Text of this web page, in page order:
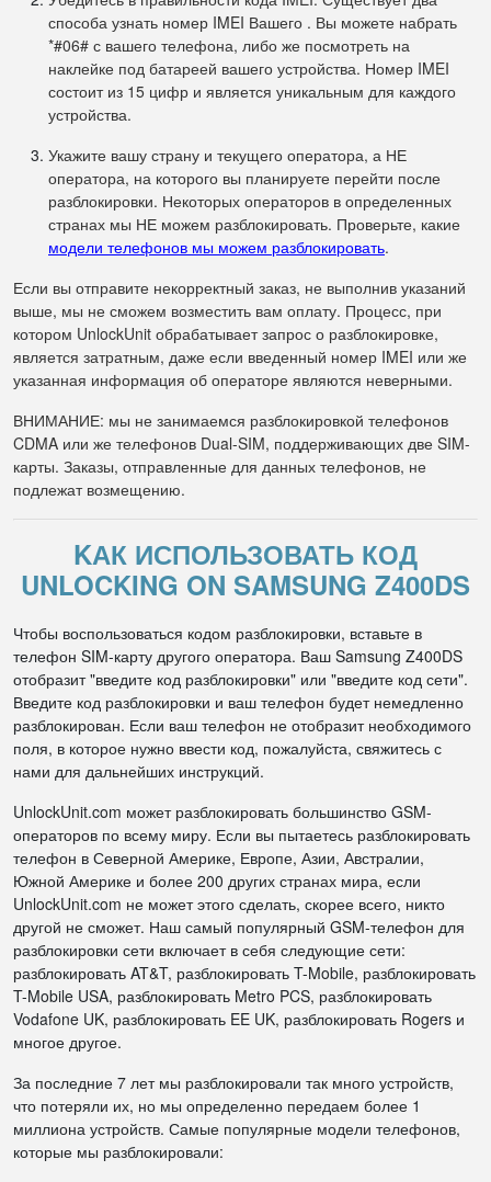
способа узнать номер IMEI Вашего . Вы можете набрать
*#06# с вашего телефона, либо же посмотреть на
наклейке под батареей вашего устройства. Номер IMEI
состоит из 15 цифр и является уникальным для каждого
устройства.
Укажите вашу страну и текущего оператора, а НЕ
оператора, на которого вы планируете перейти после
разблокировки. Некоторых операторов в определенных
странах мы НЕ можем разблокировать. Проверьте, какие
модели телефонов мы можем разблокировать.
Если вы отправите некорректный заказ, не выполнив указаний
выше, мы не сможем возместить вам оплату. Процесс, при
котором UnlockUnit обрабатывает запрос о разблокировке,
является затратным, даже если введенный номер IMEI или же
указанная информация об операторе являются неверными.
ВНИМАНИЕ: мы не занимаемся разблокировкой телефонов
CDMA или же телефонов Dual-SIM, поддерживающих две SIM-
карты. Заказы, отправленные для данных телефонов, не
подлежат возмещению.
KАК ИСПОЛЬЗОВАТЬ КОД
UNLOCKING ON SAMSUNG Z400DS
Чтобы воспользоваться кодом разблокировки, вставьте в
телефон SIM-карту другого оператора. Ваш Samsung Z400DS
отобразит "введите код разблокировки" или "введите код сети".
Введите код разблокировки и ваш телефон будет немедленно
разблокирован. Если ваш телефон не отобразит необходимого
поля, в которое нужно ввести код, пожалуйста, свяжитесь с
нами для дальнейших инструкций.
UnlockUnit.com может разблокировать большинство GSM-
операторов по всему миру. Если вы пытаетесь разблокировать
телефон в Северной Америке, Европе, Азии, Австралии,
Южной Америке и более 200 других странах мира, если
UnlockUnit.com не может этого сделать, скорее всего, никто
другой не сможет. Наш самый популярный GSM-телефон для
разблокировки сети включает в себя следующие сети:
разблокировать AT&T, разблокировать T-Mobile, разблокировать
T-Mobile USA, разблокировать Metro PCS, разблокировать
Vodafone UK, разблокировать EE UK, разблокировать Rogers и
многое другое.
За последние 7 лет мы разблокировали так много устройств,
что потеряли их, но мы определенно передаем более 1
миллиона устройств. Самые популярные модели телефонов,
которые мы разблокировали: